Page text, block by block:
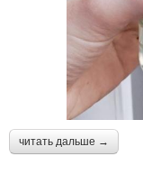
читать дальше →